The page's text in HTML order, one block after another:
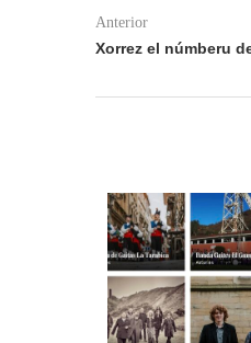
Anterior
Xorrez el númberu